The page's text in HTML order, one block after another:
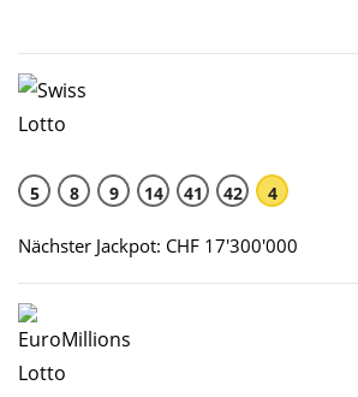
5 8 9 14 41 42 4
Nächster Jackpot: CHF 17'300'000